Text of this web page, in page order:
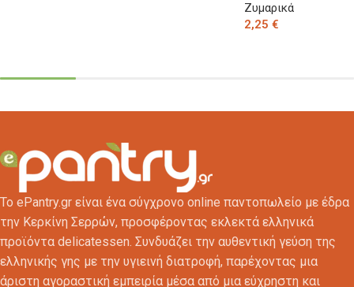
Ζυμαρικά
2,25 €
Το ePantry.gr είναι ένα σύγχρονο online παντοπωλείο με έδρα
την Κερκίνη Σερρών, προσφέροντας εκλεκτά ελληνικά
προϊόντα delicatessen. Συνδυάζει την αυθεντική γεύση της
ελληνικής γης με την υγιεινή διατροφή, παρέχοντας μια
άριστη αγοραστική εμπειρία μέσα από μια εύχρηστη και